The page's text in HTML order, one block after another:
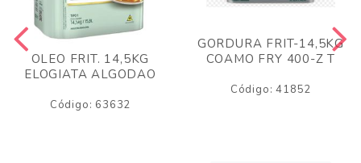
OLEO FRIT. 14,5KG
ELOGIATA ALGODAO
Código: 63632
GORDURA FRIT-14,5KG
COAMO FRY 400-Z T
Código: 41852